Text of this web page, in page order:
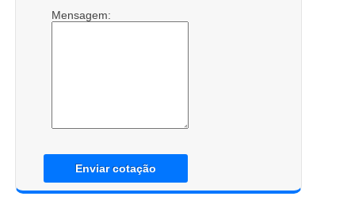
Mensagem:
Enviar cotação